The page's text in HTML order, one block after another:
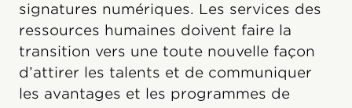
signatures numériques. Les services des
ressources humaines doivent faire la
transition vers une toute nouvelle façon
d’attirer les talents et de communiquer
les avantages et les programmes de